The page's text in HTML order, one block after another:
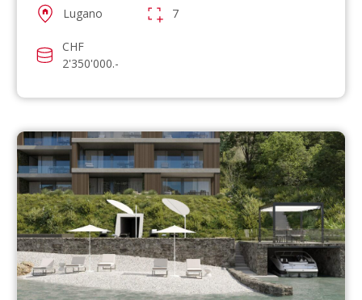
Lugano 7
CHF
2'350'000.-